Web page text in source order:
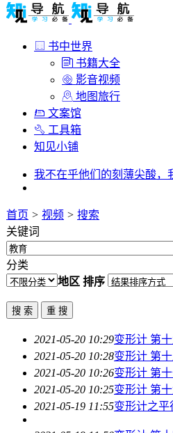
书中世界
书籍大全
影音视频
地图旅行
文案馆
工具箱
知见小铺
我不在乎他们的刻薄尖酸，
首页 > 视频 > 搜索
关键词
分类
地区 排序
2021-05-20 10:29变形计 第
2021-05-20 10:28变形计 第
2021-05-20 10:26变形计 第
2021-05-20 10:25变形计 第
2021-05-19 11:55变形计之平